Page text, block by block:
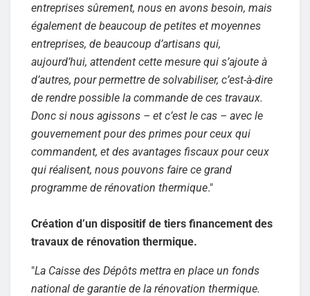
entreprises sûrement, nous en avons besoin, mais
également de beaucoup de petites et moyennes
entreprises, de beaucoup d’artisans qui,
aujourd’hui, attendent cette mesure qui s’ajoute à
d’autres, pour permettre de solvabiliser, c’est-à-dire
de rendre possible la commande de ces travaux.
Donc si nous agissons – et c’est le cas – avec le
gouvernement pour des primes pour ceux qui
commandent, et des avantages fiscaux pour ceux
qui réalisent, nous pouvons faire ce grand
programme de rénovation thermique."
Création d’un dispositif de tiers financement des
travaux de rénovation thermique.
"La Caisse des Dépôts mettra en place un fonds
national de garantie de la rénovation thermique.